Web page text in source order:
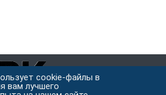
cookie-файлы в
вам лучшего